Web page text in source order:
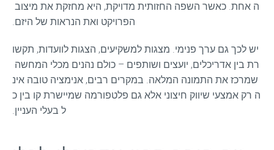
הפרויקט ואת הנראות של היזם.
יש לכך גם ערך פנימי. מצגות למשקיעים, הצגות לוועדות, תקשו
שמרכז את התמונה המלאה. במקרים רבים, אנימציה טובה אינ
ה רק אמצעי שיווק חיצוני אלא גם פלטפורמה שמיישרת קו בין כ
ל בעלי העניין.